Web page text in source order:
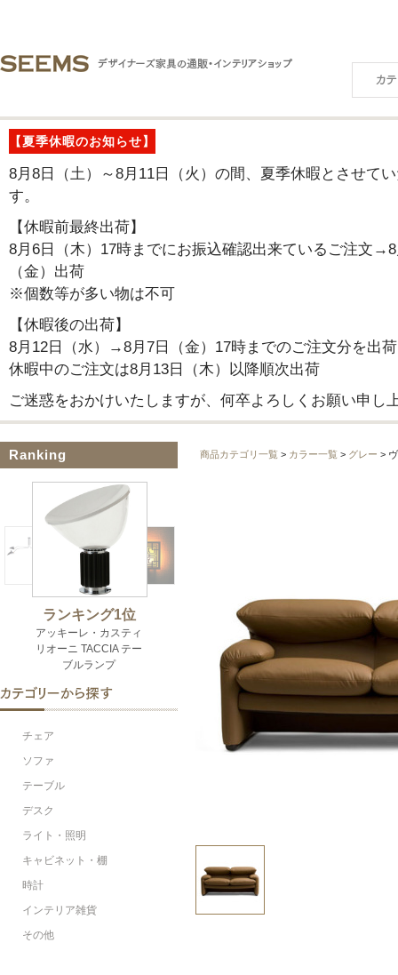
【夏季休暇のお知らせ】
8月8日（土）～8月11日（火）の間、夏季休暇とさせて
す。
【休暇前最終出荷】
8月6日（木）17時までにお振込確認出来ているご注文
（金）出荷
※個数等が多い物は不可
【休暇後の出荷】
8月12日（水）→8月7日（金）17時までのご注文分を出荷
休暇中のご注文は8月13日（木）以降順次出荷
ご迷惑をおかけいたしますが、何卒よろしくお願い申し
Ranking
チェア
ソファ
テーブル
デスク
ライト・照明
キャビネット・棚
時計
インテリア雑貨
その他
商品カテゴリ一覧 > カラー一覧 > グレー >